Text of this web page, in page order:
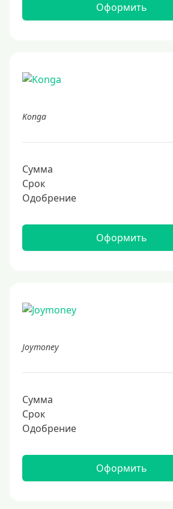
Оформить
Konga
Сумма
Срок
Одобрение
Оформить
Joymoney
Сумма
Срок
Одобрение
Оформить